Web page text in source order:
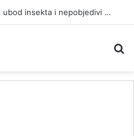
Šmitova skala bola: najbolniji ubod insekta i nepobjedivi šahovski motori